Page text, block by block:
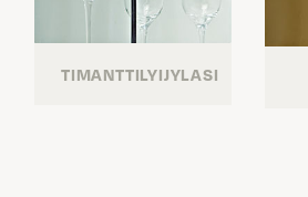
TIMANTTILYIJYLASI